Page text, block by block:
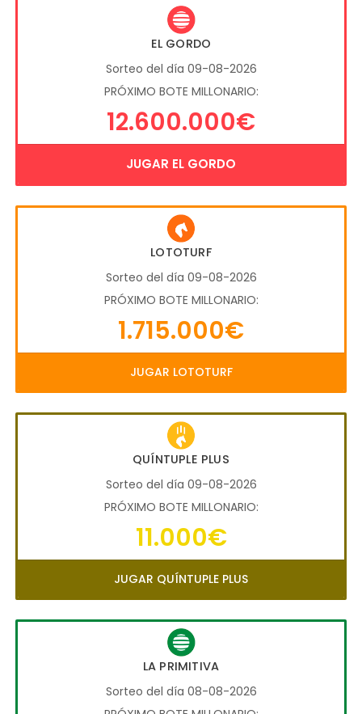
EL GORDO
Sorteo del día 09-08-2026
PRÓXIMO BOTE MILLONARIO:
12.600.000€
JUGAR EL GORDO
LOTOTURF
Sorteo del día 09-08-2026
PRÓXIMO BOTE MILLONARIO:
1.715.000€
JUGAR LOTOTURF
QUÍNTUPLE PLUS
Sorteo del día 09-08-2026
PRÓXIMO BOTE MILLONARIO:
11.000€
JUGAR QUÍNTUPLE PLUS
LA PRIMITIVA
Sorteo del día 08-08-2026